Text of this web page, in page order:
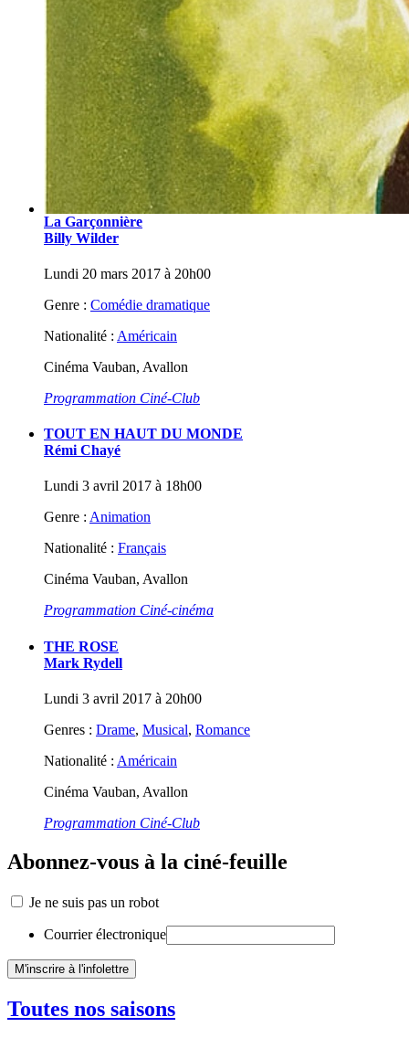
La Garçonnière
Billy Wilder
Lundi 20 mars 2017 à 20h00
Genre : Comédie dramatique
Nationalité : Américain
Cinéma Vauban, Avallon
Programmation Ciné-Club
TOUT EN HAUT DU MONDE
Rémi Chayé
Lundi 3 avril 2017 à 18h00
Genre : Animation
Nationalité : Français
Cinéma Vauban, Avallon
Programmation Ciné-cinéma
THE ROSE
Mark Rydell
Lundi 3 avril 2017 à 20h00
Genres : Drame, Musical, Romance
Nationalité : Américain
Cinéma Vauban, Avallon
Programmation Ciné-Club
Abonnez-vous à la ciné-feuille
Je ne suis pas un robot
Courrier électronique
Toutes nos saisons